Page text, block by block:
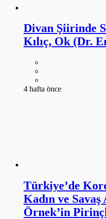
Divan Şiirinde
Kılıç, Ok (Dr.
4 hafta önce
Türkiye’de
Kadın ve Savaş
Örnek’in